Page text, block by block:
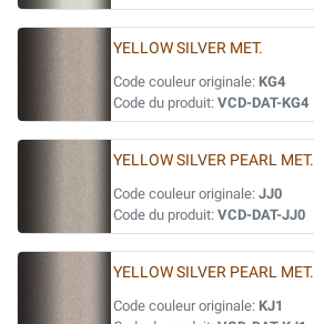
YELLOW SILVER MET.
Code couleur originale: KG4
Code du produit: VCD-DAT-KG4
YELLOW SILVER PEARL MET.
Code couleur originale: JJ0
Code du produit: VCD-DAT-JJ0
YELLOW SILVER PEARL MET.
Code couleur originale: KJ1